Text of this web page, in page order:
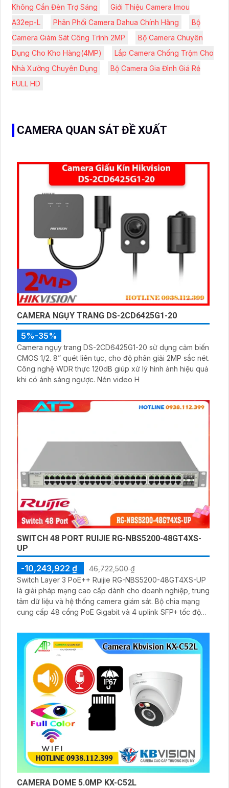
Không Cần Đèn Trợ Sáng
Giới Thiệu Camera Imou
A32ep-L
Phân Phối Camera Dahua Chính Hãng
Bộ
Camera Giám Sát Công Trình 2MP
Bộ Camera Chuyên
Dụng Cho Kho Hàng(4MP)
Lắp Camera Chống Trộm Cho
Nhà Xưởng Chuyên Dụng
Bộ Camera Gia Đình Giá Rẻ
FULL HD
CAMERA QUAN SÁT ĐỀ XUẤT
CAMERA NGỤY TRANG DS-2CD6425G1-20
5%-35%
Camera ngụy trang DS-2CD6425G1-20 sử dụng cảm biến
CMOS 1/2. 8” quét liên tục, cho độ phân giải 2MP sắc nét.
Công nghệ WDR thực 120dB giúp xử lý hình ảnh hiệu quả
khi có ánh sáng ngược. Nén video H
SWITCH 48 PORT RUIJIE RG-NBS5200-48GT4XS-
UP
-10,243,922 ₫
46,722,500 ₫
Switch Layer 3 PoE++ Ruijie RG-NBS5200-48GT4XS-UP
là giải pháp mạng cao cấp dành cho doanh nghiệp, trung
tâm dữ liệu và hệ thống camera giám sát. Bộ chia mạng
cung cấp 48 cổng PoE Gigabit và 4 uplink SFP+ tốc độ
bảo mật đa lớp và hiệu suất ổn định 24/7.
CAMERA DOME 5.0MP KX-C52L